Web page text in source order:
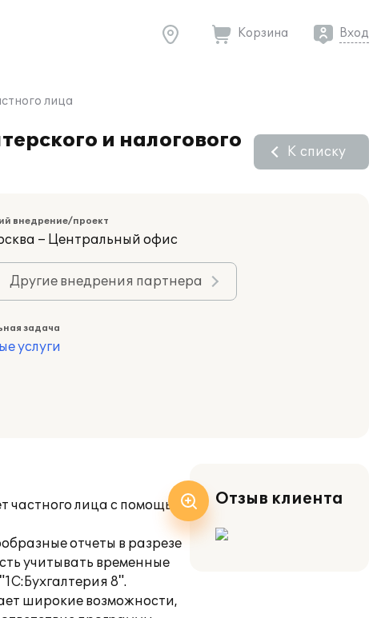
Корзина Вход
лица
и налогового
К списку
внедрение/проект
– Центральный офис
Другие внедрения партнера
задача
услуги
частного лица с помощью
отчеты в разрезе
учитывать временные
8".
широкие возможности,
Отзыв клиента